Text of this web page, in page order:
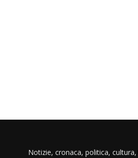
Notizie, cronaca, politica,